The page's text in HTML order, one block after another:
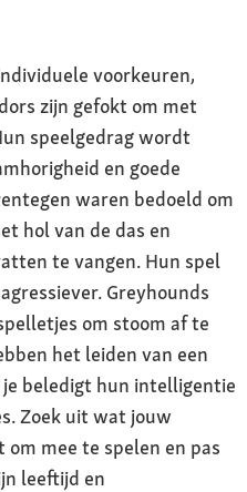
voorkeuren,
zijn gefokt om met
speelgedrag wordt
en goede
waren bedoeld om
hol van de das en
te vangen. Hun spel
Greyhounds
om stoom af te
het leiden van een
beledigt hun intelligentie
Zoek uit wat jouw
mee te spelen en pas
leeftijd en